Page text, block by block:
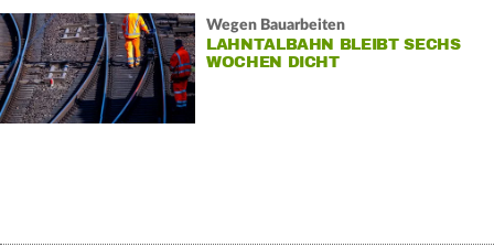
Wegen Bauarbeiten
LAHNTALBAHN BLEIBT SECHS
WOCHEN DICHT